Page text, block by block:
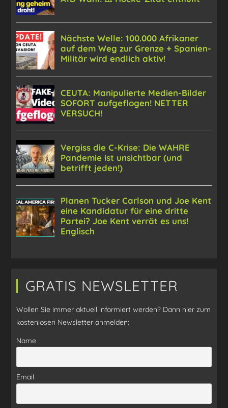
GRATIS NEWSLETTER
Wollen Sie immer aktuell informiert werden? Dann hier zum
kostenlosen Newsletter anmelden:
Name
Email